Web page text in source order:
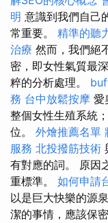
明 意識到我們自己
常重要。 精準的聽
治療 然而，我們絕
密，即女性氣質最
粹的分析處理。
務 台中放鬆按摩 愛
整個女性生殖系統
位。 外燴推薦名單
服務 北投撥筋技術
有對應的詞。 原因
重標準。 如何申請
以是巨大快樂的源
潔的事情，應該保